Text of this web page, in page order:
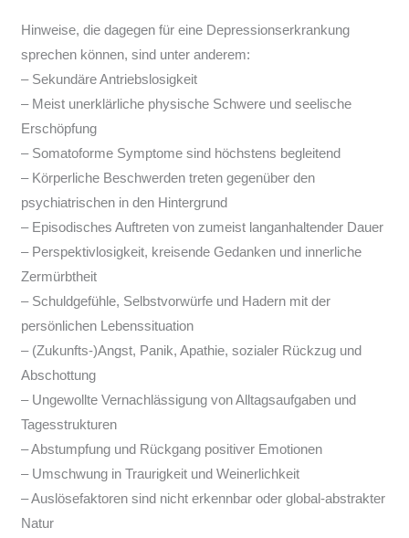
Hinweise, die dagegen für eine Depressionserkrankung
sprechen können, sind unter anderem:
– Sekundäre Antriebslosigkeit
– Meist unerklärliche physische Schwere und seelische
Erschöpfung
– Somatoforme Symptome sind höchstens begleitend
– Körperliche Beschwerden treten gegenüber den
psychiatrischen in den Hintergrund
– Episodisches Auftreten von zumeist langanhaltender Dauer
– Perspektivlosigkeit, kreisende Gedanken und innerliche
Zermürbtheit
– Schuldgefühle, Selbstvorwürfe und Hadern mit der
persönlichen Lebenssituation
– (Zukunfts-)Angst, Panik, Apathie, sozialer Rückzug und
Abschottung
– Ungewollte Vernachlässigung von Alltagsaufgaben und
Tagesstrukturen
– Abstumpfung und Rückgang positiver Emotionen
– Umschwung in Traurigkeit und Weinerlichkeit
– Auslösefaktoren sind nicht erkennbar oder global-abstrakter
Natur